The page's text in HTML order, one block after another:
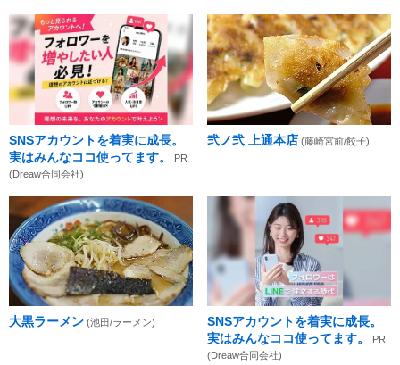
SNSアカウントを着実に成長。
実はみんなココ使ってます。
PR
(Dreaw合同会社)
弐ノ弐 上通本店 (藤崎宮前/餃子)
大黒ラーメン (池田/ラーメン)
SNSアカウントを着実に成長。
実はみんなココ使ってます。
PR
(Dreaw合同会社)